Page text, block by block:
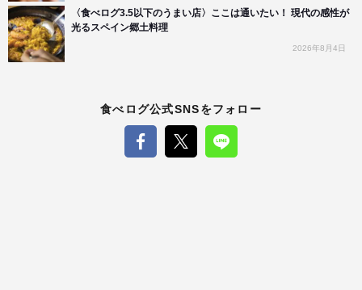
〈食べログ3.5以下のうまい店〉ここは通いたい！ 現代の感性が
光るスペイン郷土料理
2026年8月4日
食べログ公式SNSをフォロー